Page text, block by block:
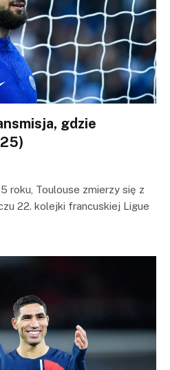
gdzie
roku, Toulouse zmierzy się z
22. kolejki francuskiej Ligue